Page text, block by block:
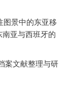
图景中的东亚移
亚与西班牙的
案文献整理与研